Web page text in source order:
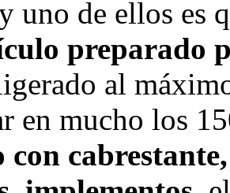
uno de ellos es
preparado
al
en mucho los
con